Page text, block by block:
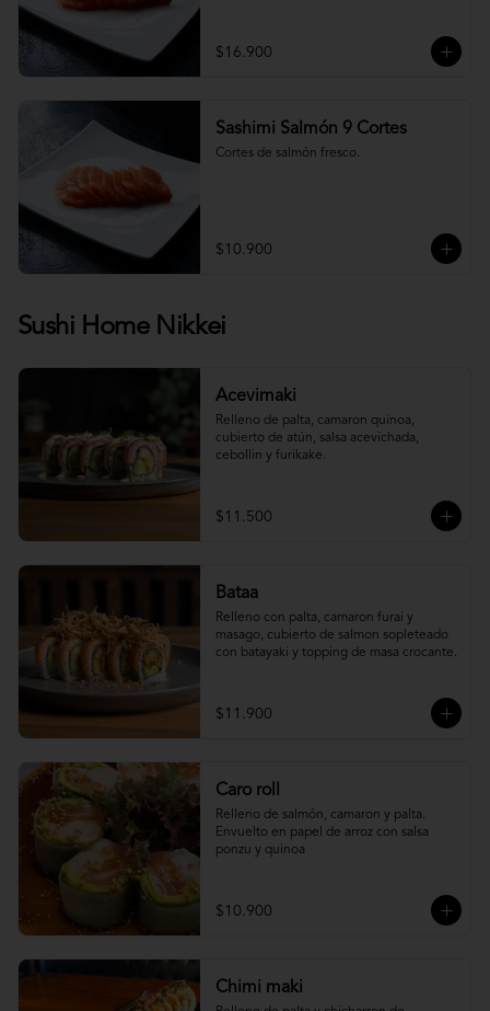
$16.900
Sashimi Salmón 9 Cortes
Cortes de salmón fresco.
$10.900
Sushi Home Nikkei
Acevimaki
Relleno de palta, camaron quinoa,
cubierto de atún, salsa acevichada,
cebollin y furikake.
$11.500
Bataa
Relleno con palta, camaron furai y
masago, cubierto de salmon sopleteado
con batayaki y topping de masa crocante.
$11.900
Caro roll
Relleno de salmón, camaron y palta.
Envuelto en papel de arroz con salsa
ponzu y quinoa
$10.900
Chimi maki